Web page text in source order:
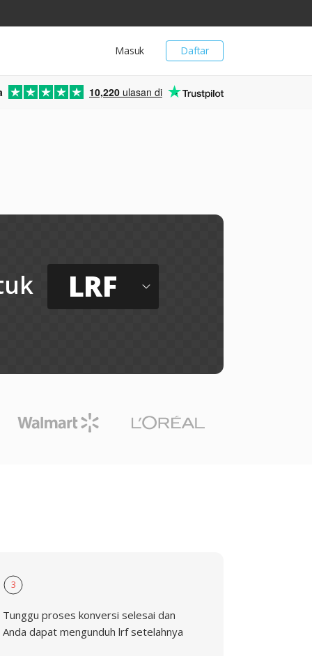
Daftar
Masuk
10,220 ulasan di
LRF
3
Tunggu proses konversi selesai dan
Anda dapat mengunduh lrf setelahnya